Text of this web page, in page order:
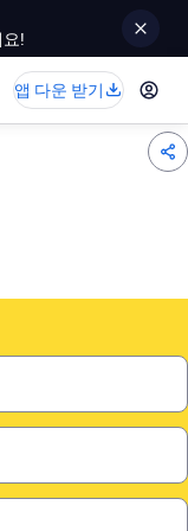
!
앱 다운 받기